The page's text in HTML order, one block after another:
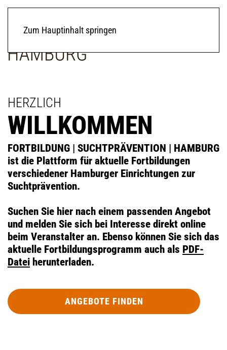
Zum Hauptinhalt springen
HERZLICH
WILLKOMMEN
FORTBILDUNG | SUCHTPRÄVENTION | HAMBURG
ist die Plattform für aktuelle Fortbildungen
verschiedener Hamburger Einrichtungen zur
Suchtprävention.
Suchen Sie hier nach einem passenden Angebot
und melden Sie sich bei Interesse direkt online
beim Veranstalter an. Ebenso können Sie sich das
aktuelle Fortbildungsprogramm auch als PDF-
Datei herunterladen.
ANGEBOTE FINDEN